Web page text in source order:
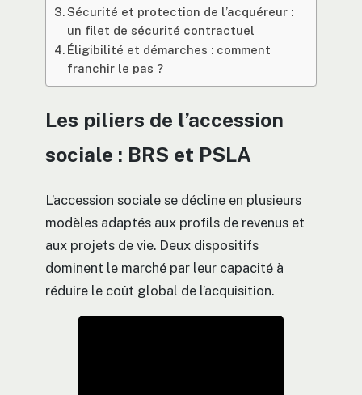
Sécurité et protection de l’acquéreur :
un filet de sécurité contractuel
Éligibilité et démarches : comment
franchir le pas ?
Les piliers de l’accession
sociale : BRS et PSLA
L’accession sociale se décline en plusieurs
modèles adaptés aux profils de revenus et
aux projets de vie. Deux dispositifs
dominent le marché par leur capacité à
réduire le coût global de l’acquisition.